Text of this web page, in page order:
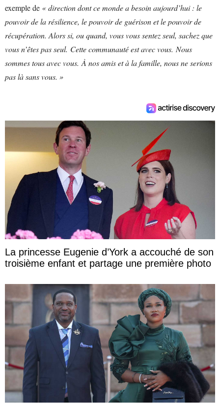
exemple de « direction dont ce monde a besoin aujourd’hui : le
pouvoir de la résilience, le pouvoir de guérison et le pouvoir de
récupération. Alors si, ou quand, vous vous sentez seul, sachez que
vous n’êtes pas seul. Cette communauté est avec vous. Nous
sommes tous avec vous. À nos amis et à la famille, nous ne serions
pas là sans vous. »
La princesse Eugenie d’York a accouché de son
troisième enfant et partage une première photo